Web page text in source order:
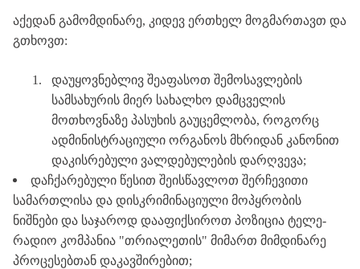
აქედან გამომდინარე, კიდევ ერთხელ მოგმართავთ და
გთხოვთ:
1. დაუყოვნებლივ შეაფასოთ შემოსავლების
სამსახურის მიერ სახალხო დამცველის
მოთხოვნაზე პასუხის გაუცემლობა, როგორც
ადმინისტრაციული ორგანოს მხრიდან კანონით
დაკისრებული ვალდებულების დარღვევა;
დაჩქარებული წესით შეისწავლოთ შერჩევითი
სამართლისა და დისკრიმინაციული მოპყრობის
ნიშნები და საჯაროდ დააფიქსიროთ პოზიცია ტელე-
რადიო კომპანია "თრიალეთის" მიმართ მიმდინარე
პროცესებთან დაკავშირებით;